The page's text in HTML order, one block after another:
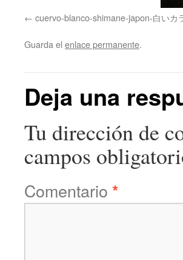
cuervo-blanco-shimane-japon-白いカ
Guarda el enlace permanente.
Deja una
Tu dirección de
campos
Comentario *